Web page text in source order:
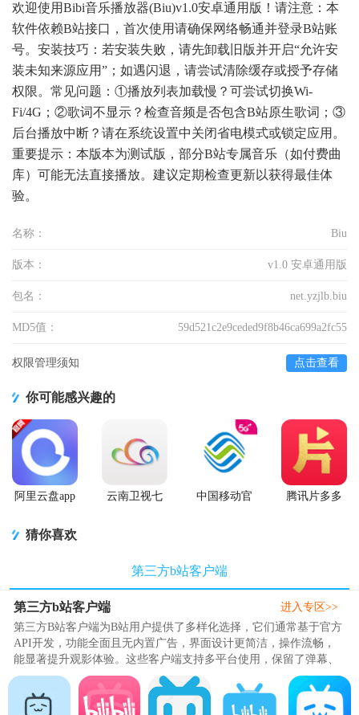
欢迎使用Bibi音乐播放器(Biu)v1.0安卓通用版！请注意：本
软件依赖B站接口，首次使用请确保网络畅通并登录B站账
号。安装技巧：若安装失败，请先卸载旧版并开启“允许安
装未知来源应用”；如遇闪退，请尝试清除缓存或授予存储
权限。常见问题：①播放列表加载慢？可尝试切换Wi-
Fi/4G；②歌词不显示？检查音频是否包含B站原生歌词；③
后台播放中断？请在系统设置中关闭省电模式或锁定应用。
重要提示：本版本为测试版，部分B站专属音乐（如付费曲
库）可能无法直接播放。建议定期检查更新以获得最佳体
验。
名称： Biu
版本： v1.0 安卓通用版
包名： net.yzjlb.biu
MD5值： 59d521c2e9ceded9f8b46ca699a2fc55
权限管理须知 点击查看
你可能感兴趣的
阿里云盘app
云南卫视七
中国移动官
腾讯片多多
猜你喜欢
第三方b站客户端
第三方b站客户端
第三方B站客户端为B站用户提供了多样化选择，它们通常基于官方
API开发，功能全面且无内置广告，界面设计更简洁，操作流畅，
能显著提升观影体验。这些客户端支持多平台使用，保留了弹幕、
评论、动态等核心功能，并增加..
进入专区>>